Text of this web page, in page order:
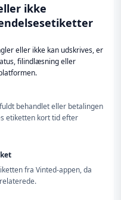
ikke
eller ikke kan udskrives, er
filindlæsning eller
behandlet eller betalingen
etiketten kort tid efter
fra Vinted-appen, da